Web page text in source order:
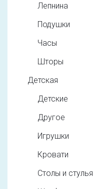
Лепнина
Подушки
Часы
Шторы
Детская
Детские
Другое
Игрушки
Кровати
Столы и стулья